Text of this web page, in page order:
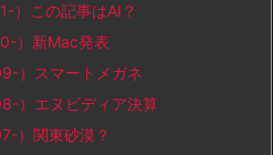
）この記事はAI？
）新Mac発表
）スマートメガネ
）エヌビディア決算
）関東砂漠？